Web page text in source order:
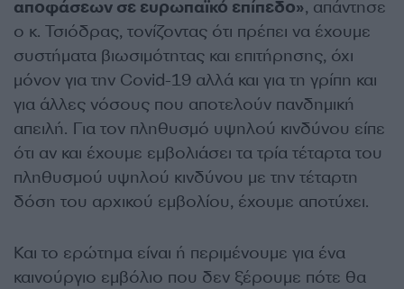
αποφάσεων σε ευρωπαϊκό επίπεδο», απάντησε
ο κ. Τσιόδρας, τονίζοντας ότι πρέπει να έχουμε
συστήματα βιωσιμότητας και επιτήρησης, όχι
μόνον για την Covid-19 αλλά και για τη γρίπη και
για άλλες νόσους που αποτελούν πανδημική
απειλή. Για τον πληθυσμό υψηλού κινδύνου είπε
ότι αν και έχουμε εμβολιάσει τα τρία τέταρτα του
πληθυσμού υψηλού κινδύνου με την τέταρτη
δόση του αρχικού εμβολίου, έχουμε αποτύχει.
Και το ερώτημα είναι ή περιμένουμε για ένα
καινούργιο εμβόλιο που δεν ξέρουμε πότε θα